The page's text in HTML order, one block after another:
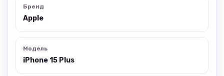
Бренд
Apple
Модель
iPhone 15 Plus